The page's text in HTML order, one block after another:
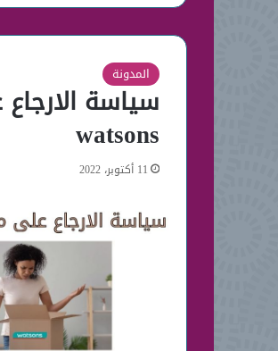
المدونة
سياسة
watsons
11 أكتوبر، 2022